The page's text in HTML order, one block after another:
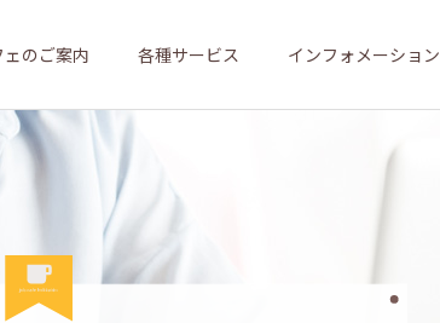
のご案内 各種サービス インフォメーション